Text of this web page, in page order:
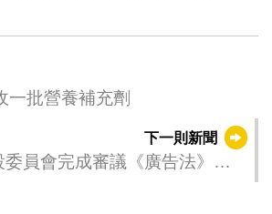
一批營養補充劑
下一則新聞
員會完成審議《廣告法》法